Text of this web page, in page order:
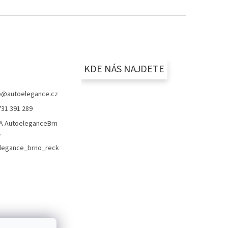
@autoelegance.cz
391 289
AutoeleganceBrn
KDE NÁS NAJDETE